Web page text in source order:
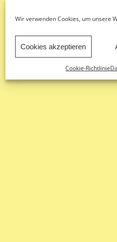
Wir verwenden Cookies, um unsere
Cookies akzeptieren
Cookie-Richtlinie